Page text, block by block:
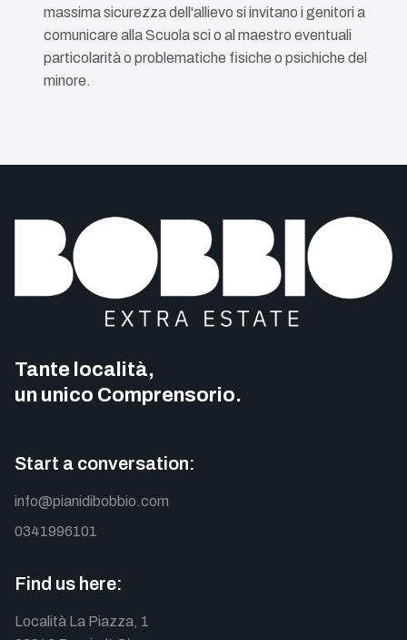
massima sicurezza dell'allievo si invitano i genitori a
comunicare alla Scuola sci o al maestro eventuali
particolarità o problematiche fisiche o psichiche del
minore.
Tante località,
un unico Comprensorio.
Start a conversation:
info@pianidibobbio.com
0341996101
Find us here:
Località La Piazza, 1